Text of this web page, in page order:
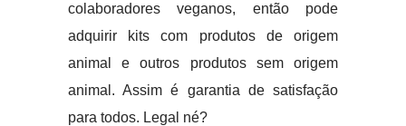
colaboradores veganos, então pode
adquirir kits com produtos de origem
animal e outros produtos sem origem
animal. Assim é garantia de satisfação
para todos. Legal né?